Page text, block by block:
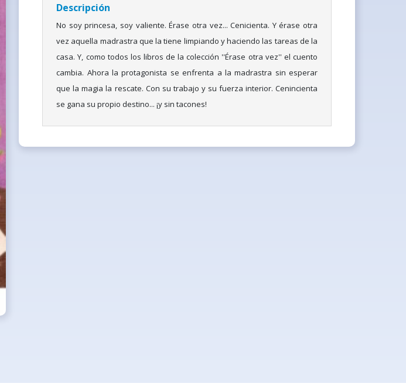
Descripción
No soy princesa, soy valiente. Érase otra vez... Cenicienta. Y érase otra
vez aquella madrastra que la tiene limpiando y haciendo las tareas de la
casa. Y, como todos los libros de la colección ''Érase otra vez'' el cuento
cambia. Ahora la protagonista se enfrenta a la madrastra sin esperar
que la magia la rescate. Con su trabajo y su fuerza interior. Cenincienta
se gana su propio destino... ¡y sin tacones!